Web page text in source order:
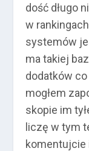
dość długo
w
systemów
ma takiej
dodatków
mogłem
skopie im
liczę w tym
komentujcie